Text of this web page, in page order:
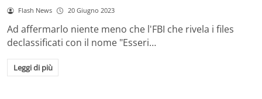
Flash News 20 Giugno 2023
Ad affermarlo niente meno che l'FBI che rivela i files
declassificati con il nome "Esseri…
Leggi di più